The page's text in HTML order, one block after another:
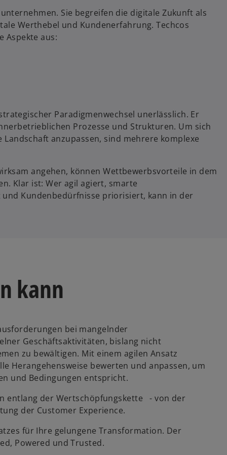
Sie begreifen die digitale Zukunft als
Werthebel und Kundenerfahrung. Techcos
Aspekte aus:
Paradigmenwechsel unerlässlich. Er
Prozesse und Strukturen. Um sich
anzupassen, sind mehrere komplexe
angehen, können Wettbewerbsvorteile in dem
Klar ist: Wer agil agiert, smarte
Kundenbedürfnisse priorisiert, kann in der
kann
bei mangelnder
Geschäftsaktivitäten, bislang nicht
zu bewältigen. Mit einem agilen Ansatz
Herangehensweise bewerten und anpassen, um
und Bedingungen entspricht.
entlang der Wertschöpfungskette - von der
der Customer Experience.
für Ihre gelungene Transformation. Der
Powered und Trusted.